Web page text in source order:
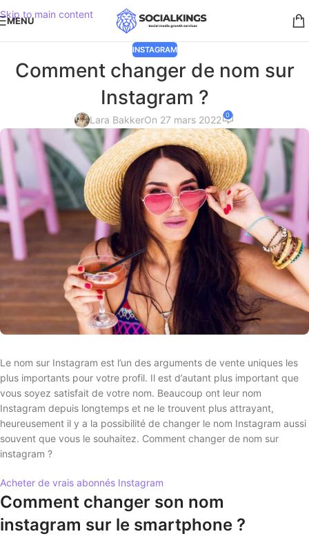
Skip to main content
MENU
INSTAGRAM
Comment changer de nom sur
Instagram ?
Lara BakkerOn 27 mars 2022 0
Le nom sur Instagram est l’un des arguments de vente uniques les
plus importants pour votre profil. Il est d’autant plus important que
vous soyez satisfait de votre nom. Beaucoup ont leur nom
Instagram depuis longtemps et ne le trouvent plus attrayant,
heureusement il y a la possibilité de changer le nom Instagram aussi
souvent que vous le souhaitez. Comment changer de nom sur
instagram ?
Acheter de vrais abonnés Instagram
Comment changer son nom
instagram sur le smartphone ?